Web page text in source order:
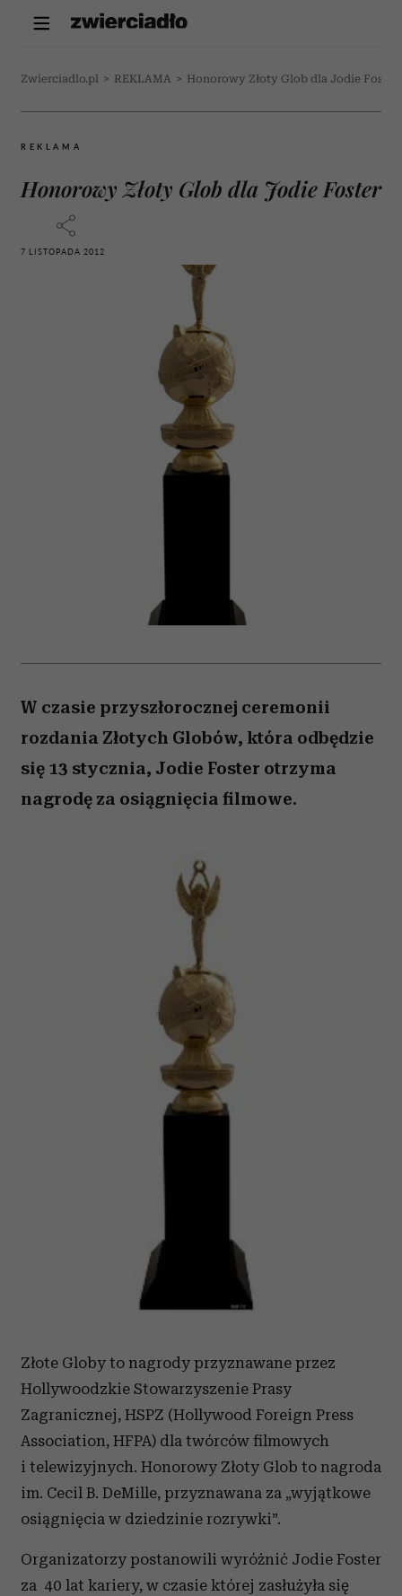
Zwierciadlo.pl > REKLAMA > Honorowy Złoty Glob dla Jodie Foster
REKLAMA
Honorowy Złoty Glob dla Jodie Foster
7 LISTOPADA 2012
W czasie przyszłorocznej ceremonii
rozdania Złotych Globów, która odbędzie
się 13 stycznia, Jodie Foster otrzyma
nagrodę za osiągnięcia filmowe.
Złote Globy to nagrody przyznawane przez
Hollywoodzkie Stowarzyszenie Prasy
Zagranicznej, HSPZ (Hollywood Foreign Press
Association, HFPA) dla twórców filmowych
i telewizyjnych. Honorowy Złoty Glob to nagroda
im. Cecil B. DeMille, przyznawana za „wyjątkowe
osiągnięcia w dziedzinie rozrywki”.
Organizatorzy postanowili wyróżnić Jodie Foster
za 40 lat kariery, w czasie której zasłużyła się